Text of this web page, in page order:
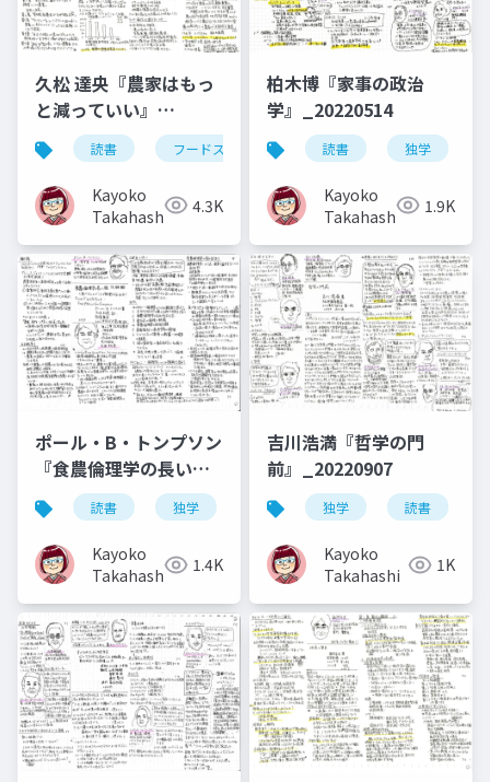
久松 達央『農家はもっ
と減っていい』
_20221122
読書 フードスタディーズ 農業 働き方
Kayoko
Takahashi
4.3K
柏木博『家事の政治
学』_20220514
読書 独学
Kayoko
Takahashi
1.9K
ポール・B・トンプソン
『食農倫理学の長い
旅』_20230305
読書 独学 フードスタディーズ 倫理学
Kayoko
Takahashi
1.4K
吉川浩満『哲学の門
前』_20220907
独学 読書
Kayoko
Takahashi
1K